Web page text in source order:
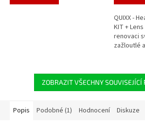
QUIXX -
KIT +
renovaci
zažloutlé
ZOBRAZIT VŠECHNY SOUVISEJÍCÍ
Popis Podobné (1) Hodnocení Diskuze